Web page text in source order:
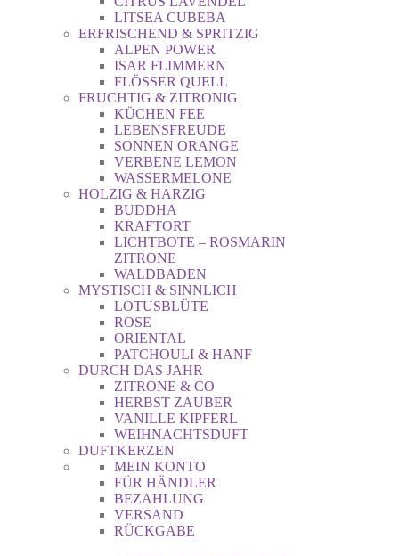
LITSEA CUBEBA
ERFRISCHEND & SPRITZIG
ALPEN POWER
ISAR FLIMMERN
FLÖSSER QUELL
FRUCHTIG & ZITRONIG
KÜCHEN FEE
LEBENSFREUDE
SONNEN ORANGE
VERBENE LEMON
WASSERMELONE
HOLZIG & HARZIG
BUDDHA
KRAFTORT
LICHTBOTE – ROSMARIN
ZITRONE
WALDBADEN
MYSTISCH & SINNLICH
LOTUSBLÜTE
ROSE
ORIENTAL
PATCHOULI & HANF
DURCH DAS JAHR
ZITRONE & CO
HERBST ZAUBER
VANILLE KIPFERL
WEIHNACHTSDUFT
DUFTKERZEN
MEIN KONTO
FÜR HÄNDLER
BEZAHLUNG
VERSAND
RÜCKGABE